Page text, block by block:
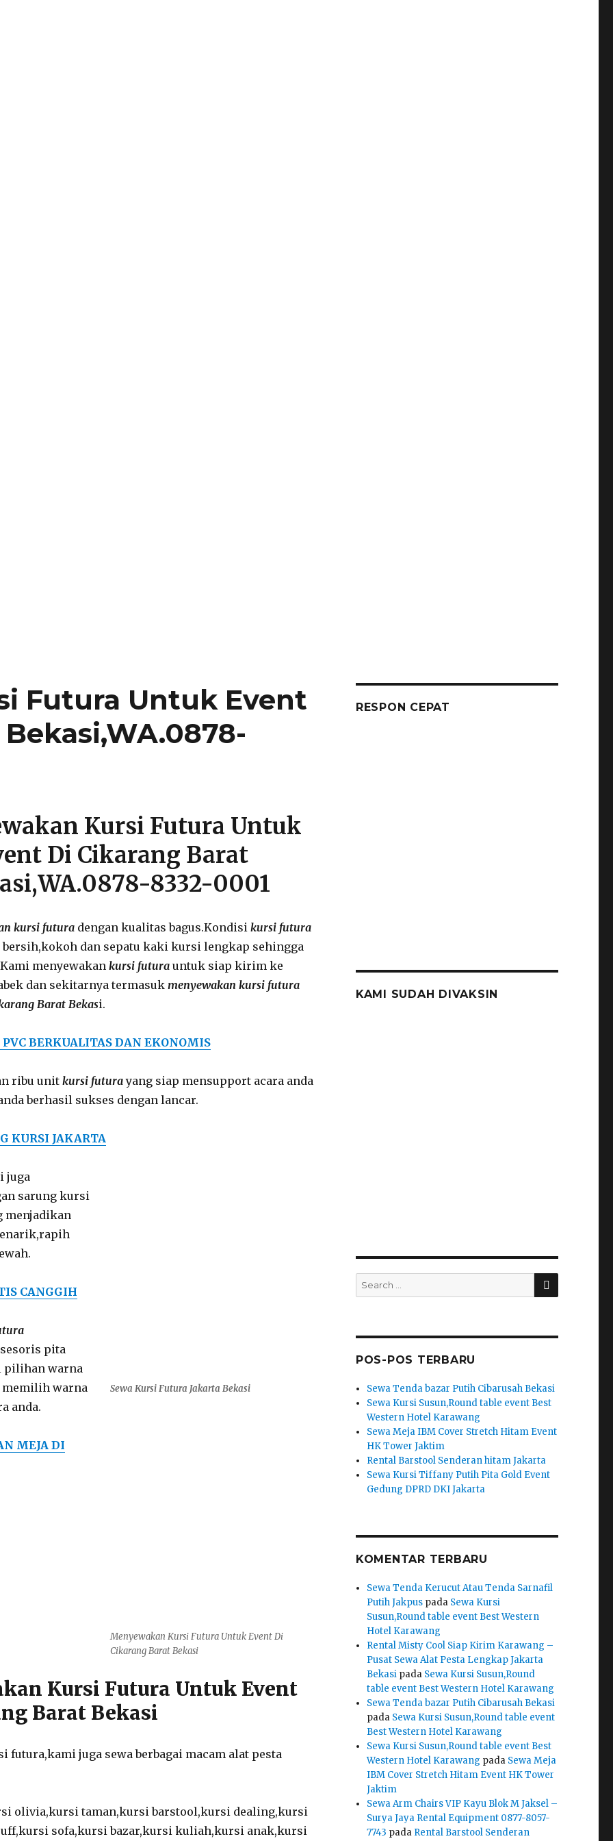
Futura Untuk Event
Kursi Futura Untuk
Di Cikarang Barat
8332-0001
kursi futuradengan kualitas bagus.Kondisi kursi futura
bersih,kokoh dan sepatu kaki kursi lengkap sehingga
menyewakan kursi futura untuk siap kirim ke
dan sekitarnya termasuk menyewakan kursi futura
Barat Bekasi.
PVC BERKUALITAS DAN EKONOMIS
ribu unitkursi futurayang siap mensupport acara anda
berhasil sukses dengan lancar.
KURSI JAKARTA
Sewa Kursi Futura Jakarta Bekasi
Menyewakan Kursi Futura Untuk Event Di
Cikarang Barat Bekasi
juga
sarung kursi
menjadikan
CANGGIH
pita
pilihan warna
memilih warna
anda.
MEJA DI
Kursi Futura Untuk Event
Barat Bekasi
futura,kami juga sewa berbagai macam alat pesta
olivia,kursi taman,kursi barstool,kursi dealing,kursi
sofa,kursi bazar,kursi kuliah,kursi anak,kursi
RESPON CEPAT
KAMI SUDAH DIVAKSIN
Search
for:
SEARCH
POS-POS TERBARU
Sewa Tenda bazar Putih Cibarusah Bekasi
Sewa Kursi Susun,Round table event Best
Western Hotel Karawang
Sewa Meja IBM Cover Stretch Hitam Event
HK Tower Jaktim
Rental Barstool Senderan hitam Jakarta
Sewa Kursi Tiffany Putih Pita Gold Event
Gedung DPRD DKI Jakarta
KOMENTAR TERBARU
Sewa Tenda Kerucut Atau Tenda Sarnafil
Putih Jakpus pada Sewa Kursi
Susun,Round table event Best Western
Hotel Karawang
Rental Misty Cool Siap Kirim Karawang –
Pusat Sewa Alat Pesta Lengkap Jakarta
Bekasi pada Sewa Kursi Susun,Round
table event Best Western Hotel Karawang
Sewa Tenda bazar Putih Cibarusah Bekasi
pada Sewa Kursi Susun,Round table event
Best Western Hotel Karawang
Sewa Kursi Susun,Round table event Best
Western Hotel Karawang pada Sewa Meja
IBM Cover Stretch Hitam Event HK Tower
Jaktim
Sewa Arm Chairs VIP Kayu Blok M Jaksel –
Surya Jaya Rental Equipment 0877-8057-
7743 pada Rental Barstool Senderan